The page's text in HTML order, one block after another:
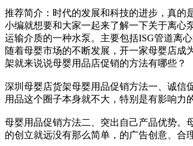
推荐简介：时代的发展和科技的进步，真的
小编就想要和大家一起来了解一下关于离心
运输介质的一种水泵。主要包括ISG管道离
随着母婴市场的不断发展，开一家母婴店
架就来说说母婴用品店促销的方法有哪些？
深圳母婴店货架母婴用品促销方法一、诚信
用品这个圈子本身就不大，特别是有影响力
母婴用品促销方法二、突出自己产品优势。
的创立就远没有那么简单，的广告创意、合